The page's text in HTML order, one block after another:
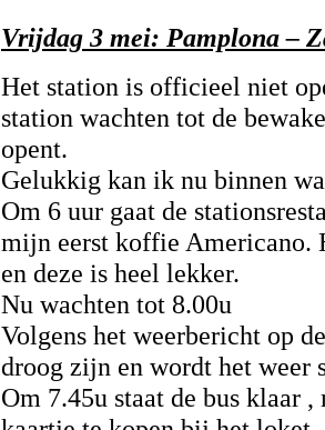
Vrijdag 3 mei: Pamplona –
Het station is officieel niet
station wachten tot de
opent.
Gelukkig kan ik nu binnen
Om 6 uur gaat de
mijn eerst koffie Americano.
en deze is heel lekker.
Nu wachten tot 8.00u
Volgens het weerbericht op
droog zijn en wordt het weer
Om 7.45u staat de bus klaar